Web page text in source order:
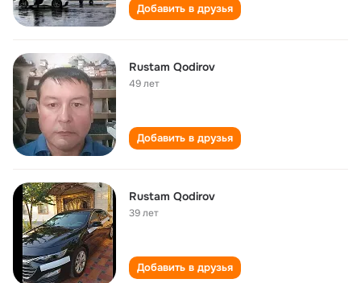
Добавить в друзья
Rustam Qodirov
49 лет
Добавить в друзья
Rustam Qodirov
39 лет
Добавить в друзья